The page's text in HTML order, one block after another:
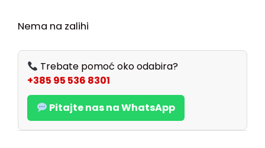
Nema na zalihi
Trebate pomoć oko odabira?
+385 95 536 8301
Pitajte nas na WhatsApp